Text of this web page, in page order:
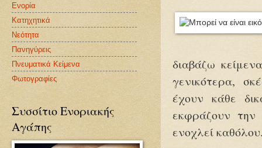
διαβάζω
γενικότερα,
έχουν κάθε
εκφράζουν την
ενοχλεί
Ενορία
Κατηχητικά
Νεότητα
Πανηγύρεις
Πνευματικά Κείμενα
Φωτογραφίες
Συσσίτιο Ενοριακής
Αγάπης